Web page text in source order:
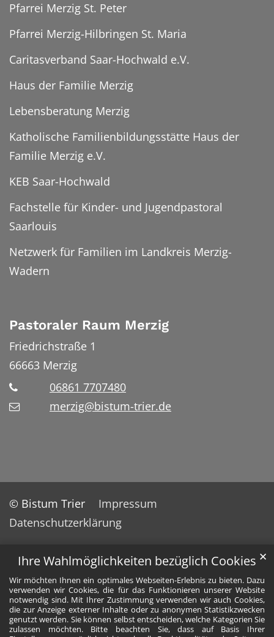
Ihre Wahlmöglichkeiten bezüglich Cookies
Wir möchten Ihnen ein optimales Webseiten-Erlebnis zu bieten. Dazu
verwenden wir Cookies, die für das Funktionieren unserer Website
notwendig sind. Mit Ihrer Zustimmung verwenden wir auch Cookies,
die zur Anzeige externer Inhalte oder zu anonymen Statistikzwecken
genutzt werden. Sie können selbst entscheiden, welche Kategorien Sie
zulassen möchten. Bitte beachten Sie, dass auf Basis Ihrer
✕
Pfarrei Merzig St. Peter
Pfarrei Merzig-Hilbringen St. Maria
Caritasverband Saar-Hochwald e.V.
Haus der Familie Merzig
Lebensberatung Merzig
Katholische Familienbildungsstätte Haus der
Familie Merzig e.V.
KEB Saar-Hochwald
Fachstelle für Kinder- und Jugendpastoral
Saarlouis
Netzwerk für Familien im Landkreis Merzig-
Wadern
Pastoraler Raum Merzig
Friedrichstraße 1
66663 Merzig
06861 7707480
merzig@bistum-trier.de
© Bistum Trier
Impressum
Datenschutzerklärung